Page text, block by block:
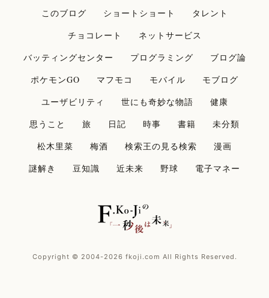
このブログ
ショートショート
タレント
チョコレート
ネットサービス
バッティングセンター
プログラミング
ブログ論
ポケモンGO
マフモコ モバイル
モブログ
ユーザビリティ
世にも奇妙な物語
健康
思うこと
旅 日記 時事 書籍
未分類
松木里菜
梅酒 検索王の見る検索
漫画
謎解き
豆知識 近未来 野球 電子マネー
Copyright © 2004-2026 fkoji.com All Rights Reserved.